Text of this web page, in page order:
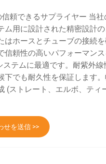
頼できるサプライヤー 当
ム用に設計された精密設計
はホースとチューブの接続
頼性の高いパフォーマンス
テムに最適です。耐紫外
下でも耐久性を保証します
(ストレート、エルボ、ティ
せを送信 >>